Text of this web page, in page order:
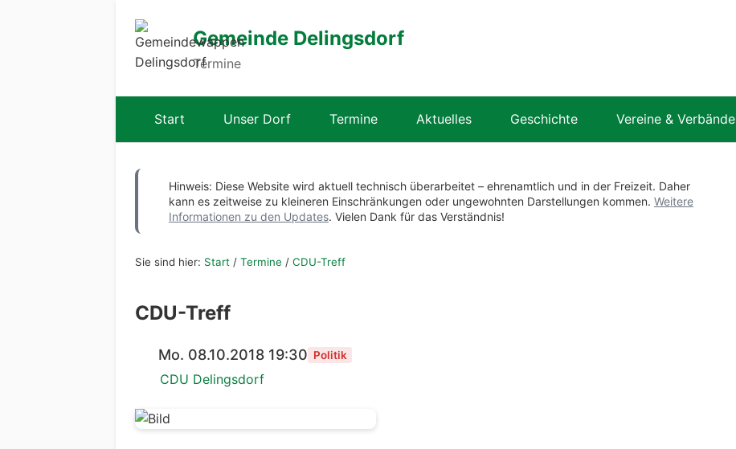
Gemeinde Delingsdorf
Termine
Start Unser Dorf Termine Aktuelles Geschichte Vereine & Verbände
Hinweis: Diese Website wird aktuell technisch überarbeitet – ehrenamtlich und in der Freizeit. Daher
kann es zeitweise zu kleineren Einschränkungen oder ungewohnten Darstellungen kommen. Weitere
Informationen zu den Updates. Vielen Dank für das Verständnis!
Sie sind hier: Start / Termine / CDU-Treff
CDU-Treff
Mo. 08.10.2018 19:30 Politik
CDU Delingsdorf